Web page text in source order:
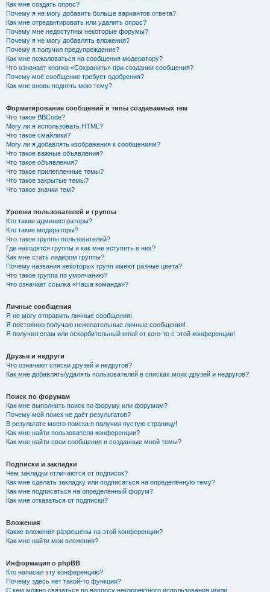
Как мне создать опрос?
Почему я не могу добавить больше вариантов ответа?
Как мне отредактировать или удалить опрос?
Почему мне недоступны некоторые форумы?
Почему я не могу добавлять вложения?
Почему я получил предупреждение?
Как мне пожаловаться на сообщения модератору?
Что означает кнопка «Сохранить» при создании сообщения?
Почему моё сообщение требует одобрения?
Как мне вновь поднять мою тему?
Форматирование сообщений и типы создаваемых тем
Что такое BBCode?
Могу ли я использовать HTML?
Что такое смайлики?
Могу ли я добавлять изображения к сообщениям?
Что такое важные объявления?
Что такое объявления?
Что такое прилепленные темы?
Что такое закрытые темы?
Что такое значки тем?
Уровни пользователей и группы
Кто такие администраторы?
Кто такие модераторы?
Что такое группы пользователей?
Где находятся группы и как мне вступить в них?
Как мне стать лидером группы?
Почему названия некоторых групп имеют разные цвета?
Что такое группа по умолчанию?
Что означает ссылка «Наша команда»?
Личные сообщения
Я не могу отправить личные сообщения!
Я постоянно получаю нежелательные личные сообщения!
Я получил спам или оскорбительный email от кого-то с этой конференции!
Друзья и недруги
Что означают списки друзей и недругов?
Как мне добавлять/удалять пользователей в списках моих друзей и недругов?
Поиск по форумам
Как мне выполнить поиск по форуму или форумам?
Почему мой поиск не даёт результатов?
В результате моего поиска я получил пустую страницу!
Как мне найти пользователя конференции?
Как мне найти свои сообщения и созданные мной темы?
Подписки и закладки
Чем закладки отличаются от подписок?
Как мне сделать закладку или подписаться на определённую тему?
Как мне подписаться на определённый форум?
Как мне отказаться от подписки?
Вложения
Какие вложения разрешены на этой конференции?
Как мне найти мои вложения?
Информация о phpBB
Кто написал эту конференцию?
Почему здесь нет такой-то функции?
С кем можно связаться по вопросу некорректного использования и/или